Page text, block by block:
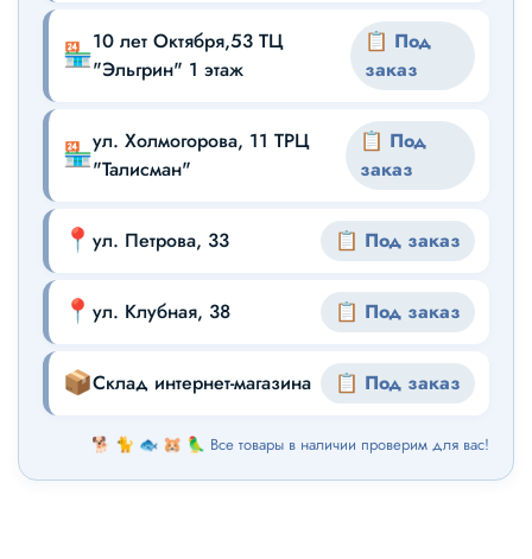
🏪10 лет Октября,53 ТЦ
"Эльгрин" 1 этаж
📋 Под
заказ
🏪ул. Холмогорова, 11 ТРЦ
"Талисман"
📋 Под
заказ
📍 ул. Петрова, 33 📋 Под заказ
📍 ул. Клубная, 38 📋 Под заказ
📦Склад интернет-магазина 📋 Под заказ
🐕 🐈 🐟 🐹 🦜 Все товары в наличии проверим для вас!